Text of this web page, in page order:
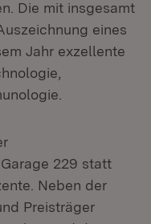
Die mit insgesamt
eines
Jahr exzellente
229 statt
Neben der
Preisträger